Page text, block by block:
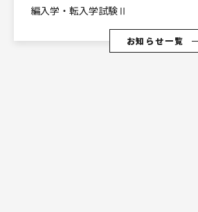
編入学・転入学試験Ⅱ
お知らせ一覧